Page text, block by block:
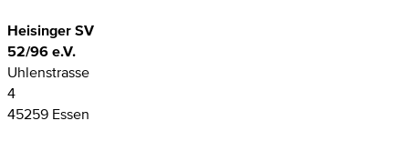
Heisinger SV
52/96 e.V.
Uhlenstrasse
4
45259 Essen